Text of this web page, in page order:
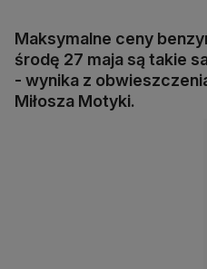
Maksymalne ceny
środę 27 maja są takie
- wynika z
Miłosza Motyki.